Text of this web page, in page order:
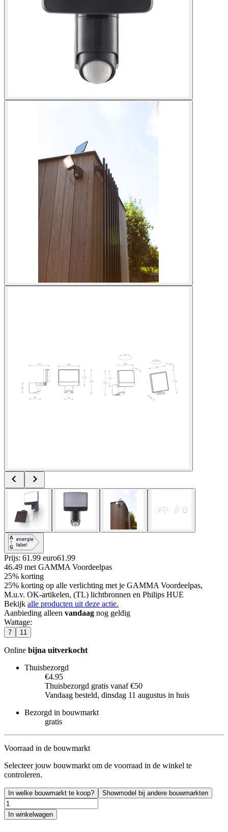
Prijs: 61.99 euro61 .99
46.49 met GAMMA Voordeelpas
25% korting
25% korting op alle verlichting met je GAMMA Voordeelpas,
M.u.v. OK-artikelen, (TL) lichtbronnen en Philips HUE
Bekijk alle producten uit deze actie.
Aanbieding alleen vandaag nog geldig
Wattage:
7 11
Online bijna uitverkocht
Thuisbezorgd
€4.95
Thuisbezorgd gratis vanaf €50
Vandaag besteld, dinsdag 11 augustus in huis
Bezorgd in bouwmarkt
gratis
Voorraad in de bouwmarkt
Selecteer jouw bouwmarkt om de voorraad in de winkel te
controleren.
In welke bouwmarkt te koop? Showmodel bij andere bouwmarkten
In winkelwagen